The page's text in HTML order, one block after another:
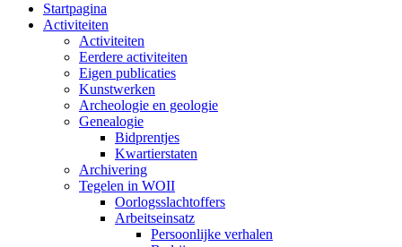
Startpagina
Activiteiten
Activiteiten
Eerdere activiteiten
Eigen publicaties
Kunstwerken
Archeologie en geologie
Genealogie
Bidprentjes
Kwartierstaten
Archivering
Tegelen in WOII
Oorlogsslachtoffers
Arbeitseinsatz
Persoonlijke verhalen